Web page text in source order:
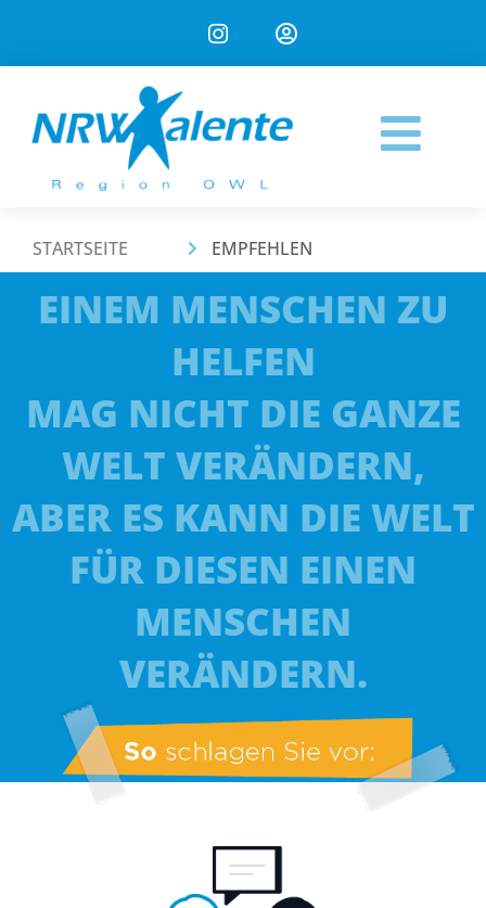
STARTSEITE EMPFEHLEN
EINEM MENSCHEN ZU
HELFEN
MAG NICHT DIE GANZE
WELT VERÄNDERN,
ABER ES KANN DIE WELT
FÜR DIESEN EINEN
MENSCHEN
VERÄNDERN.